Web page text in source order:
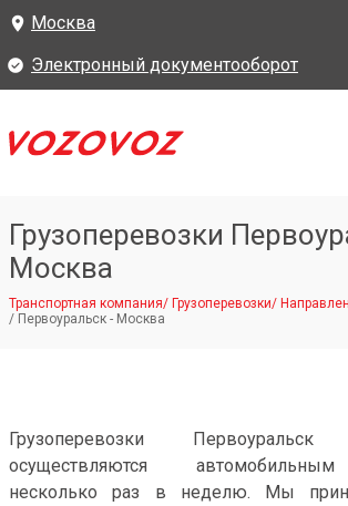
Москва
Электронный документооборот
Грузоперевозки
Москва
Транспортная компания/ Грузоперевозки/
/ Первоуральск - Москва
Грузоперевозки
осуществляются
несколько раз в неделю. Мы